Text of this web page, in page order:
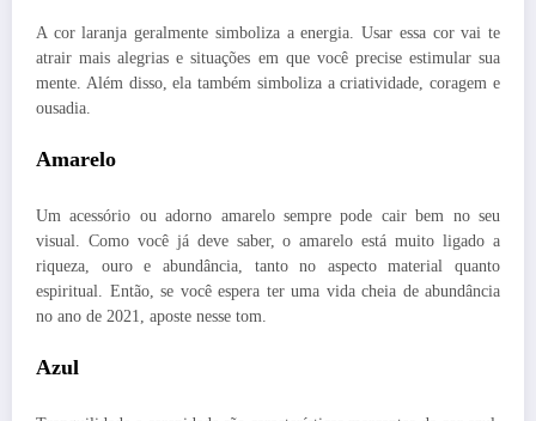
A cor laranja geralmente simboliza a energia. Usar essa cor vai te
atrair mais alegrias e situações em que você precise estimular sua
mente. Além disso, ela também simboliza a criatividade, coragem e
ousadia.
Amarelo
Um acessório ou adorno amarelo sempre pode cair bem no seu
visual. Como você já deve saber, o amarelo está muito ligado a
riqueza, ouro e abundância, tanto no aspecto material quanto
espiritual. Então, se você espera ter uma vida cheia de abundância
no ano de 2021, aposte nesse tom.
Azul